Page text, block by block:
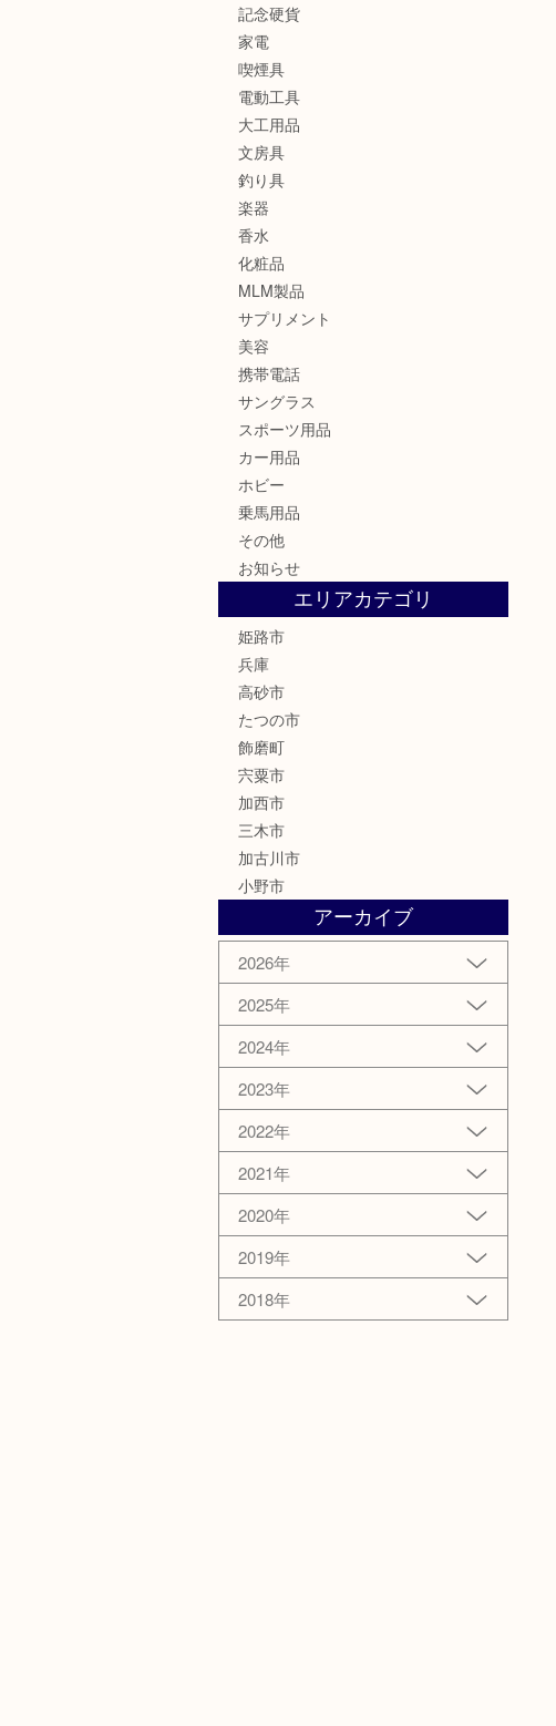
記念硬貨
家電
喫煙具
電動工具
大工用品
文房具
釣り具
楽器
香水
化粧品
MLM製品
サプリメント
美容
携帯電話
サングラス
スポーツ用品
カー用品
ホビー
乗馬用品
その他
お知らせ
エリアカテゴリ
姫路市
兵庫
高砂市
たつの市
飾磨町
宍粟市
加西市
三木市
加古川市
小野市
アーカイブ
2026年
2025年
2024年
2023年
2022年
2021年
2020年
2019年
2018年